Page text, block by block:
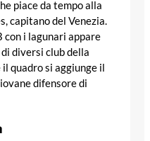
piace da tempo alla
capitano del Venezia.
con i lagunari appare
diversi club della
quadro si aggiunge il
difensore di